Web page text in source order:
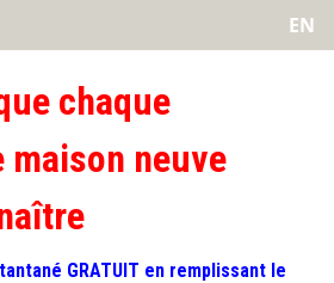
EN
chaque
maison neuve
GRATUIT en remplissant le